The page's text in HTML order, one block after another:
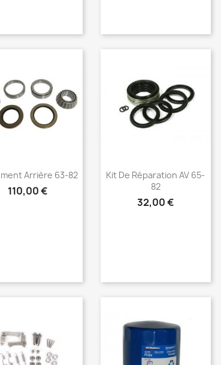
Aperçu rapide
Arrière 63-82
110,00 €
Aperçu rapide
Kit De Réparation AV 65-
82
32,00 €